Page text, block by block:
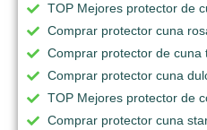
TOP Mejores protector de
Comprar protector cuna
Comprar protector de cuna
Comprar protector cuna
TOP Mejores protector de
Comprar protector cuna